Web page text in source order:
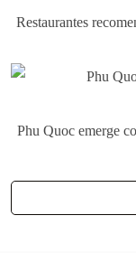
Restaurantes
Phu Quoc emerge